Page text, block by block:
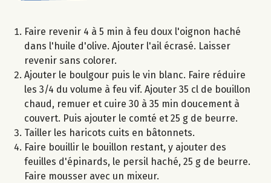
Faire revenir 4 à 5 min à feu doux l'oignon haché
dans l'huile d'olive. Ajouter l'ail écrasé. Laisser
revenir sans colorer.
Ajouter le boulgour puis le vin blanc. Faire réduire
les 3/4 du volume à feu vif. Ajouter 35 cl de bouillon
chaud, remuer et cuire 30 à 35 min doucement à
couvert. Puis ajouter le comté et 25 g de beurre.
Tailler les haricots cuits en bâtonnets.
Faire bouillir le bouillon restant, y ajouter des
feuilles d'épinards, le persil haché, 25 g de beurre.
Faire mousser avec un mixeur.